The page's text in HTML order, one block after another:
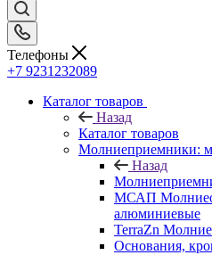
Телефоны
+7 9231232089
Каталог товаров
Назад
Каталог товаров
Молниеприемники:
Назад
МСАП
алюминиевые
TerraZn
Основания,